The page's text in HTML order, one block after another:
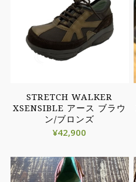
STRETCH WALKER
XSENSIBLE アース ブラウ
ン/ブロンズ
¥42,900